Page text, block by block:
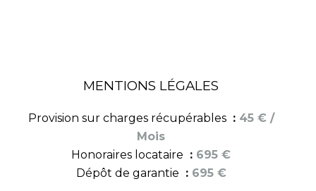
MENTIONS LÉGALES
Provision sur charges récupérables
45 € /
Mois
Honoraires locataire
695 €
Dépôt de garantie
695 €